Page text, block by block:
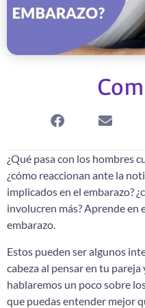
¿Qué pasa con los hombres
¿cómo reaccionan ante la
implicados en el embarazo?
involucren más? Aprende en
embarazo.
Estos pueden ser algunos
cabeza al pensar en tu
hablaremos un poco sobre
que puedas entender mejor